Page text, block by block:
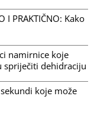
I PRAKTIČNO: Kako
namirnice koje
spriječiti dehidraciju
sekundi koje može